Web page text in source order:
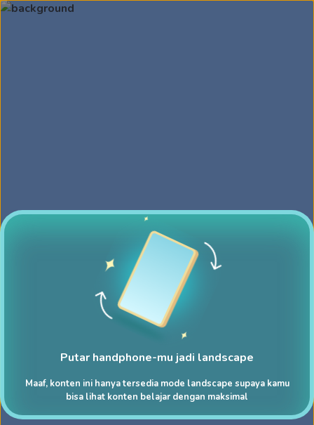
Putar handphone-mu jadi landscape
Maaf, konten ini hanya tersedia mode landscape supaya kamu
bisa lihat konten belajar dengan maksimal